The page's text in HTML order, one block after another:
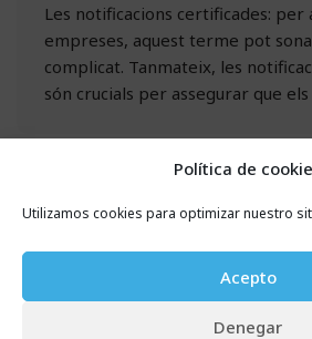
Política de
Utilizamos cookies para optimizar nuestro
Acepto
Denegar
Les notificacions certificades: per
empreses, aquest terme pot
complicat. Tanmateix, les
són crucials per assegurar que